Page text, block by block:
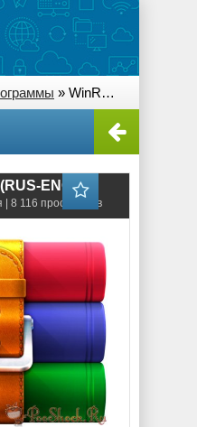
» WinRAR 5.61 Final (RUS-ENG)
ENG)
| 8 116 просмотров